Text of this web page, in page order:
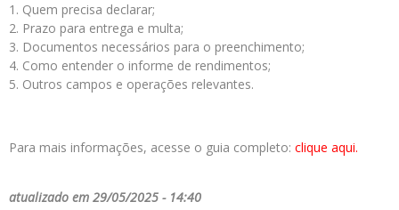
Quem precisa declarar;
Prazo para entrega e multa;
Documentos necessários para o preenchimento;
Como entender o informe de rendimentos;
Outros campos e operações relevantes.
Para mais informações, acesse o guia completo: clique aqui.
atualizado em 29/05/2025 - 14:40